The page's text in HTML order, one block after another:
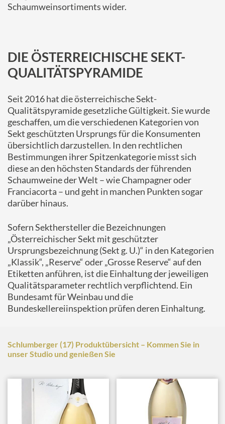
Schaumweinsortiments wider.
DIE ÖSTERREICHISCHE SEKT-
QUALITÄTSPYRAMIDE
Seit 2016 hat die österreichische Sekt-
Qualitätspyramide gesetzliche Gültigkeit. Sie wurde
geschaffen, um die verschiedenen Kategorien von
Sekt geschützten Ursprungs für die Konsumenten
übersichtlich darzustellen. In den rechtlichen
Bestimmungen ihrer Spitzenkategorie misst sich
diese an den höchsten Standards der führenden
Schaumweine der Welt – wie Champagner oder
Franciacorta – und geht in manchen Punkten sogar
darüber hinaus.
Sofern Sekthersteller die Bezeichnungen
„Österreichischer Sekt mit geschützter
Ursprungsbezeichnung (Sekt g. U.)“ in den Kategorien
„Klassik“, „Reserve“ oder „Grosse Reserve“ auf den
Etiketten anführen, ist die Einhaltung der jeweiligen
Qualitätsparameter rechtlich verpflichtend. Ein
Bundesamt für Weinbau und die
Bundeskellereiinspektion prüfen deren Einhaltung.
Schlumberger (17) Produktübersicht – Kommen Sie in
unser Studio und genießen Sie